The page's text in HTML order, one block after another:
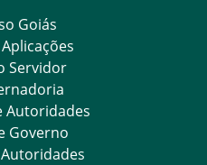
Goiás
Servidor
Autoridades
Governo